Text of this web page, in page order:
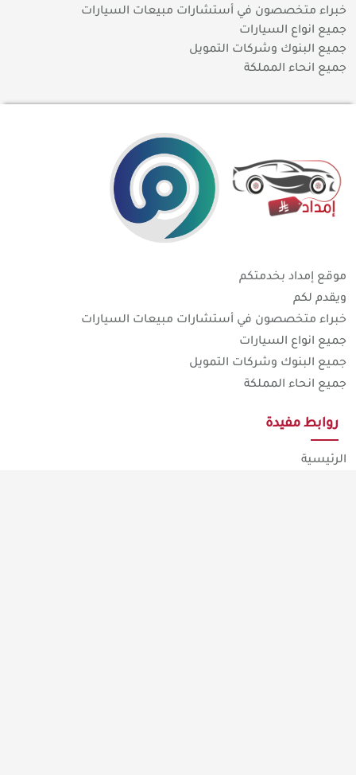
خبراء متخصصون في أستشارات مبيعات السيارات
جميع انواع السيارات
جميع البنوك وشركات التمويل
جميع انحاء المملكة
موقع إمداد بخدمتكم
ويقدم لكم
خبراء متخصصون في أستشارات مبيعات السيارات
جميع انواع السيارات
جميع البنوك وشركات التمويل
جميع انحاء المملكة
روابط مفيدة
الرئيسية